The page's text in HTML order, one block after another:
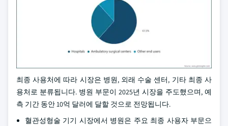
최종 사용처에 따라 시장은 병원, 외래 수술 센터, 기타 최종 사
용처로 분류됩니다. 병원 부문이 2025년 시장을 주도했으며, 예
측 기간 동안 10억 달러에 달할 것으로 전망됩니다.
혈관성형술 기기 시장에서 병원은 주요 최종 사용자 부문으